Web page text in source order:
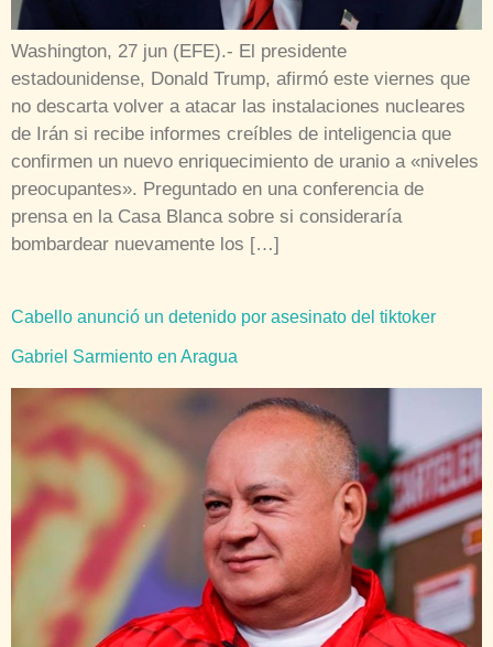
Washington, 27 jun (EFE).- El presidente
estadounidense, Donald Trump, afirmó este viernes que
no descarta volver a atacar las instalaciones nucleares
de Irán si recibe informes creíbles de inteligencia que
confirmen un nuevo enriquecimiento de uranio a «niveles
preocupantes». Preguntado en una conferencia de
prensa en la Casa Blanca sobre si consideraría
bombardear nuevamente los […]
Cabello anunció un detenido por asesinato del tiktoker
Gabriel Sarmiento en Aragua